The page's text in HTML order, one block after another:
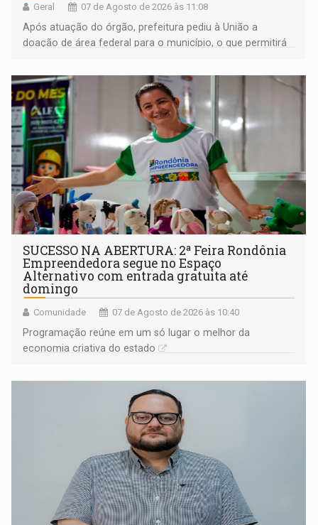
Geral 07 de Agosto de 2026 às 11:08
Após atuação do órgão, prefeitura pediu à União a
doação de área federal para o município, o que permitirá
SUCESSO NA ABERTURA: 2ª Feira Rondônia
Empreendedora segue no Espaço
Alternativo com entrada gratuita até
domingo
Comunidade 07 de Agosto de 2026 às 10:40
Programação reúne em um só lugar o melhor da
economia criativa do estado